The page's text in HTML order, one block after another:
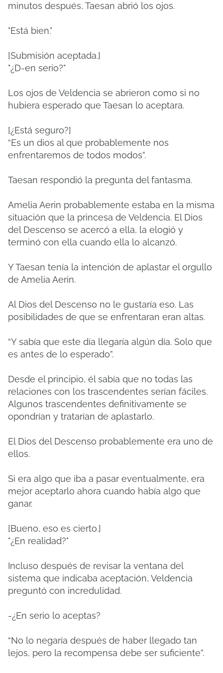
minutos después, Taesan abrió los ojos.
"Está bien."
[Submisión aceptada.]
"¿D-en serio?"
Los ojos de Veldencia se abrieron como si no
hubiera esperado que Taesan lo aceptara.
[¿Está seguro?]
“Es un dios al que probablemente nos
enfrentaremos de todos modos”.
Taesan respondió la pregunta del fantasma.
Amelia Aerin probablemente estaba en la misma
situación que la princesa de Veldencia. El Dios
del Descenso se acercó a ella, la elogió y
terminó con ella cuando ella lo alcanzó.
Y Taesan tenía la intención de aplastar el orgullo
de Amelia Aerin.
Al Dios del Descenso no le gustaría eso. Las
posibilidades de que se enfrentaran eran altas.
“Y sabía que este día llegaría algún día. Solo que
es antes de lo esperado”.
Desde el principio, él sabía que no todas las
relaciones con los trascendentes serían fáciles.
Algunos trascendentes definitivamente se
opondrían y tratarían de aplastarlo.
El Dios del Descenso probablemente era uno de
ellos.
Si era algo que iba a pasar eventualmente, era
mejor aceptarlo ahora cuando había algo que
ganar.
[Bueno, eso es cierto.]
"¿En realidad?"
Incluso después de revisar la ventana del
sistema que indicaba aceptación, Veldencia
preguntó con incredulidad.
-¿En serio lo aceptas?
“No lo negaría después de haber llegado tan
lejos, pero la recompensa debe ser suficiente”.